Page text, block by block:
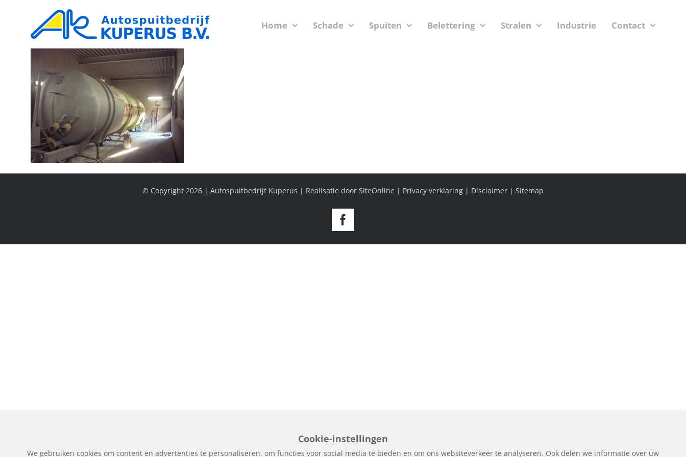
Home Schade Spuiten Belettering Stralen Industrie Contact
© Copyright 2026 | Autospuitbedrijf Kuperus | Realisatie door SiteOnline | Privacy verklaring | Disclaimer | Sitemap
Facebook
Cookie-instellingen
We gebruiken cookies om content en advertenties te personaliseren, om functies voor social media te bieden en om ons websiteverkeer te analyseren. Ook delen we informatie over uw